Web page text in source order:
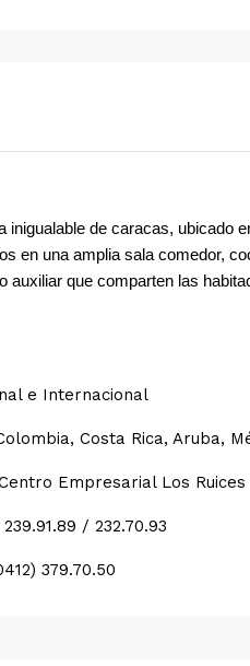
inigualable de caracas, ubicado
en una amplia sala comedor,
auxiliar que comparten las
e Internacional
Costa Rica, Aruba,
Empresarial Los
/ 232.70.93
379.70.50